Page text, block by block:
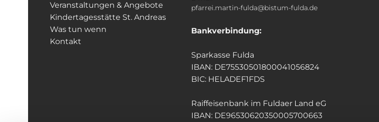
Veranstaltungen & Angebote
Kindertagesstätte St. Andreas
Was tun wenn
Kontakt
pfarrei.martin-fulda@bistum-fulda.de
Bankverbindung:
Sparkasse Fulda
IBAN: DE75530501800041056824
BIC: HELADEF1FDS
Raiffeisenbank im Fuldaer Land eG
IBAN: DE96530620350005700663